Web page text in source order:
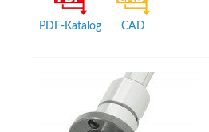
PDF-Katalog CAD